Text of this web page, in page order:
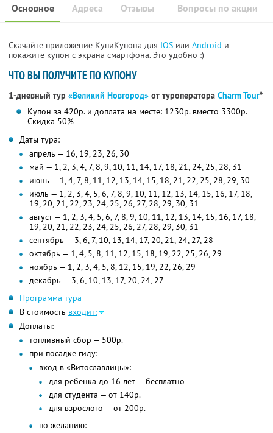
Основное Отзывы Вопросы по акции
Адреса
Скачайте приложение КупиКупона для IOS или Android и
покажите купон с экрана смартфона. Это удобно :)
ЧТО ВЫ ПОЛУЧИТЕ ПО КУПОНУ
1-дневный тур «Великий Новгород» от туроператора Charm Tour*
Купон за 420р. и доплата на месте: 1230р. вместо 3300р.
Скидка 50%
Даты тура:
апрель — 16, 19, 23, 26, 30
май — 1, 2, 3, 4, 7, 8, 9, 10, 11, 14, 17, 18, 21, 24, 25, 28, 31
июнь — 1, 4, 7, 8, 11, 12, 13, 14, 15, 18, 21, 22, 25, 28, 29, 30
июль — 1, 2, 3, 4, 5, 6, 7, 8, 9, 10, 11, 12, 13, 14, 15, 16, 17, 18,
19, 20, 21, 22, 23, 24, 25, 26, 27, 28, 29, 30, 31
август — 1, 2, 3, 4, 5, 6, 7, 8, 9, 10, 11, 12, 13, 14, 15, 16, 17, 18,
19, 20, 21, 22, 23, 24, 25, 26, 27, 28, 29, 30, 31
сентябрь — 3, 6, 7, 10, 13, 14, 17, 20, 21, 24, 27, 28
октябрь — 1, 4, 5, 8, 11, 12, 15, 18, 19, 22, 25, 26, 29
ноябрь — 1, 2, 3, 4, 5, 8, 12, 15, 19, 22, 26, 29
декабрь — 3, 6, 10, 13, 17, 20, 24, 27
Программа тура
В стоимость входит:
Доплаты:
топливный сбор — 500р.
при посадке гиду:
вход в «Витославлицы»:
для ребенка до 16 лет — бесплатно
для студента — от 140р.
для взрослого — от 200р.
по желанию: